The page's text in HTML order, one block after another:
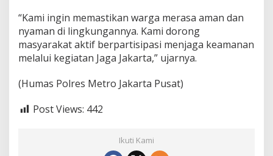
“Kami ingin memastikan warga merasa aman dan
nyaman di lingkungannya. Kami dorong
masyarakat aktif berpartisipasi menjaga keamanan
melalui kegiatan Jaga Jakarta,” ujarnya.
(Humas Polres Metro Jakarta Pusat)
Post Views: 442
Ikuti Kami